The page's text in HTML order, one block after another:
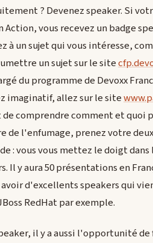
? Devenez speaker. Si
vous recevez un badge
à un sujet qui vous intéresse,
un sujet sur le site
du programme de Devoxx
imaginatif, allez sur le site
comprendre comment et quoi
de l'enfumage, prenez votre
: vous vous mettez le doigt
Il y aura 50 présentations en
d'excellents speakers qui
RedHat par exemple.
il y a aussi l'opportunité